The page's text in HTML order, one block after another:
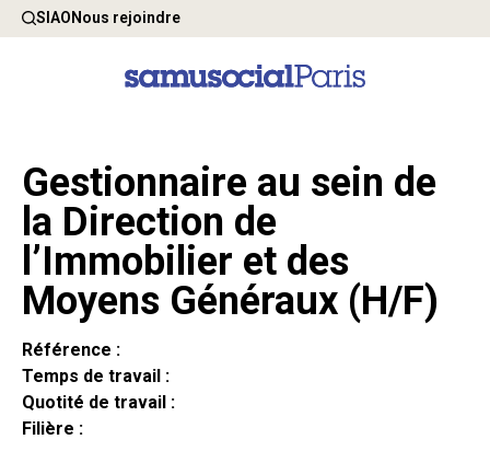
SIAONous rejoindre
Gestionnaire au sein de
la Direction de
l’Immobilier et des
Moyens Généraux (H/F)
Référence :
Temps de travail :
Quotité de travail :
Filière :